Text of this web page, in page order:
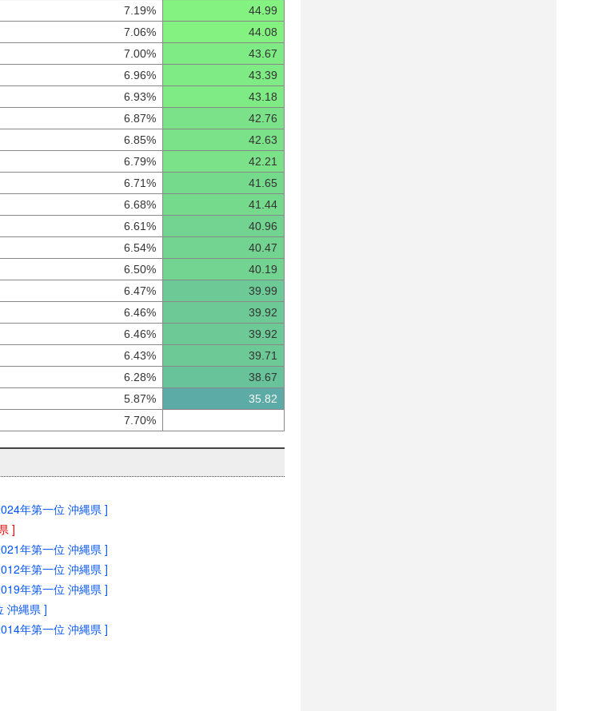
7.19%
44.99
7.06%
44.08
7.00%
43.67
6.96%
43.39
6.93%
43.18
6.87%
42.76
6.85%
42.63
6.79%
42.21
6.71%
41.65
6.68%
41.44
6.61%
40.96
6.54%
40.47
6.50%
40.19
6.47%
39.99
6.46%
39.92
6.46%
39.92
6.43%
39.71
6.28%
38.67
5.87%
35.82
7.70%
年第一位 沖縄県 ]
]
年第一位 沖縄県 ]
年第一位 沖縄県 ]
年第一位 沖縄県 ]
沖縄県 ]
年第一位 沖縄県 ]